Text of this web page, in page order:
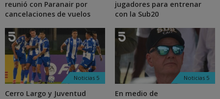
reunió con Paranair por
cancelaciones de vuelos
jugadores para entrenar
con la Sub20
Noticias 5
Cerro Largo y Juventud
Noticias 5
En medio de